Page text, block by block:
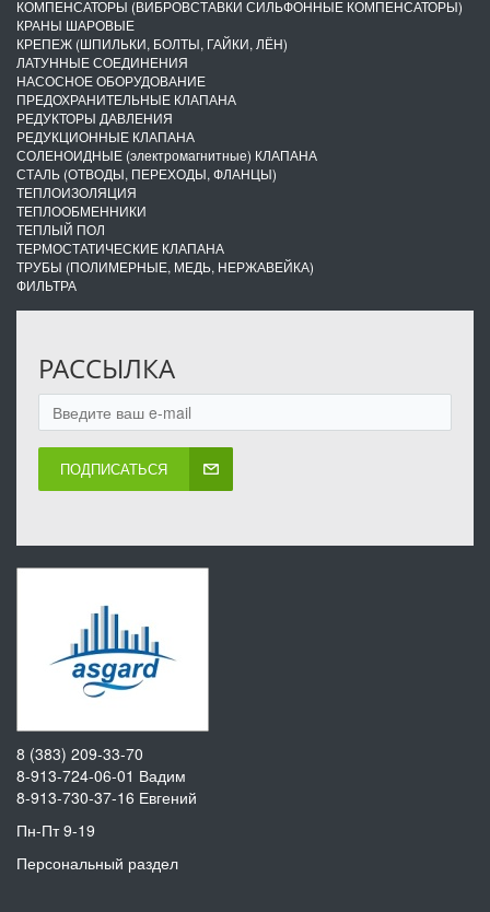
КОМПЕНСАТОРЫ (ВИБРОВСТАВКИ СИЛЬФОННЫЕ КОМПЕНСАТОРЫ)
КРАНЫ ШАРОВЫЕ
КРЕПЕЖ (ШПИЛЬКИ, БОЛТЫ, ГАЙКИ, ЛЁН)
ЛАТУННЫЕ СОЕДИНЕНИЯ
НАСОСНОЕ ОБОРУДОВАНИЕ
ПРЕДОХРАНИТЕЛЬНЫЕ КЛАПАНА
РЕДУКТОРЫ ДАВЛЕНИЯ
РЕДУКЦИОННЫЕ КЛАПАНА
СОЛЕНОИДНЫЕ (электромагнитные) КЛАПАНА
СТАЛЬ (ОТВОДЫ, ПЕРЕХОДЫ, ФЛАНЦЫ)
ТЕПЛОИЗОЛЯЦИЯ
ТЕПЛООБМЕННИКИ
ТЕПЛЫЙ ПОЛ
ТЕРМОСТАТИЧЕСКИЕ КЛАПАНА
ТРУБЫ (ПОЛИМЕРНЫЕ, МЕДЬ, НЕРЖАВЕЙКА)
ФИЛЬТРА
РАССЫЛКА
ПОДПИСАТЬСЯ
8 (383) 209-33-70
8-913-724-06-01 Вадим
8-913-730-37-16 Евгений
Пн-Пт 9-19
Персональный раздел